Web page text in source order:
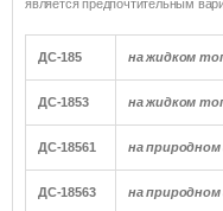
является предпочтительным
ДС-185 на жидком
ДС-1853 на жидком
ДС-18561 на природном
ДС-18563 на природном